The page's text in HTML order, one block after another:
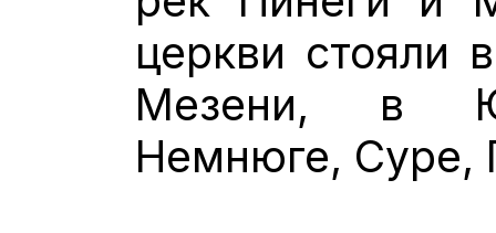
церкви стояли
Мезени, в
Немнюге,